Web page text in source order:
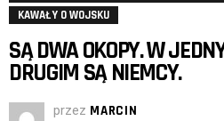
KAWAŁY O WOJSKU
SĄ DWA OKOPY. W
DRUGIM SĄ NIEMCY.
przez MARCIN